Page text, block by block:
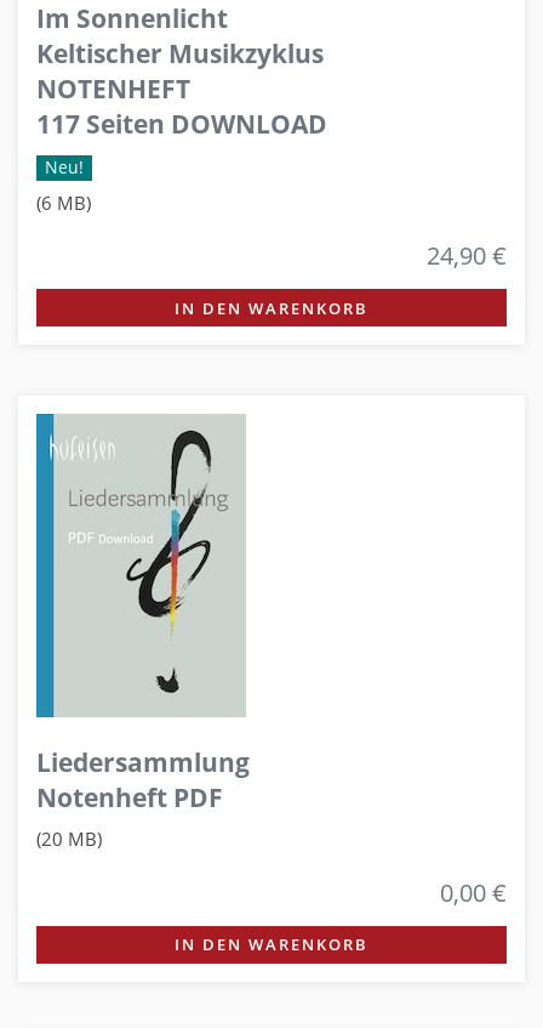
Im Sonnenlicht
Keltischer Musikzyklus
NOTENHEFT
117 Seiten DOWNLOAD
Neu!
(6 MB)
24,90 €
IN DEN WARENKORB
Liedersammlung
Notenheft PDF
(20 MB)
0,00 €
IN DEN WARENKORB